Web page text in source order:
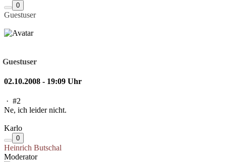
0
Guestuser
Guestuser
02.10.2008 - 19:09 Uhr
· #2
Ne, ich leider nicht.
Karlo
0
Heinrich Butschal
Moderator